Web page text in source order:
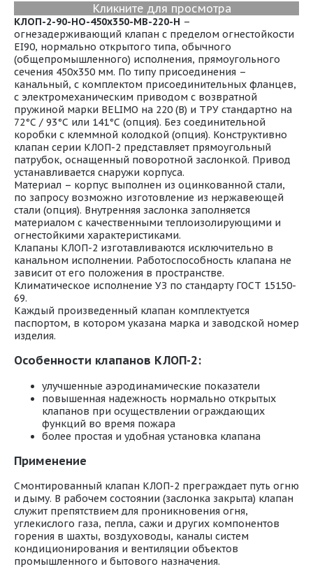
Кликните для просмотра
КЛОП-2-90-НО-450х350-МВ-220-Н –
огнезадерживающий клапан с пределом огнестойкости
EI90, нормально открытого типа, обычного
(общепромышленного) исполнения, прямоугольного
сечения 450х350 мм. По типу присоединения –
канальный, с комплектом присоединительных фланцев,
с электромеханическим приводом с возвратной
пружиной марки BELIMO на 220 (В) и ТРУ стандартно на
72°С / 93°С или 141°С (опция). Без соединительной
коробки с клеммной колодкой (опция). Конструктивно
клапан серии КЛОП-2 представляет прямоугольный
патрубок, оснащенный поворотной заслонкой. Привод
устанавливается снаружи корпуса.
Материал – корпус выполнен из оцинкованной стали,
по запросу возможно изготовление из нержавеющей
стали (опция). Внутренняя заслонка заполняется
материалом с качественными теплоизолирующими и
огнестойкими характеристиками.
Клапаны КЛОП-2 изготавливаются исключительно в
канальном исполнении. Работоспособность клапана не
зависит от его положения в пространстве.
Климатическое исполнение УЗ по стандарту ГОСТ 15150-
69.
Каждый произведенный клапан комплектуется
паспортом, в котором указана марка и заводской номер
изделия.
Особенности клапанов КЛОП-2:
улучшенные аэродинамические показатели
повышенная надежность нормально открытых
клапанов при осуществлении ограждающих
функций во время пожара
более простая и удобная установка клапана
Применение
Смонтированный клапан КЛОП-2 преграждает путь огню
и дыму. В рабочем состоянии (заслонка закрыта) клапан
служит препятствием для проникновения огня,
углекислого газа, пепла, сажи и других компонентов
горения в шахты, воздуховоды, каналы систем
кондиционирования и вентиляции объектов
промышленного и бытового назначения.